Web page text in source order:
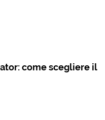
come scegliere il